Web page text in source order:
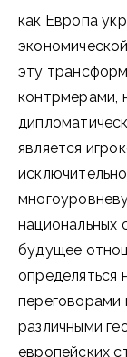
как Европа
эту
контрмерами,
является
национальных
будущее
определяться
различными
европейских